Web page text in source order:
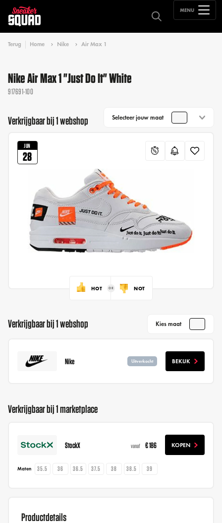
MENU
Terug Home Nike Air Max 1
Nike Air Max 1 "Just Do It" White
917691-100
Verkrijgbaar bij 1 webshop Selecteer jouw maat
JUN
28
HOT NOT
Verkrijgbaar bij 1 webshop Kies maat
Nike Uitverkocht BEKIJK
Verkrijgbaar bij 1 marketplace
StockX vanaf € 186 KOPEN
Maten 35.5 36 36.5 37.5 38 38.5 39
Productdetails